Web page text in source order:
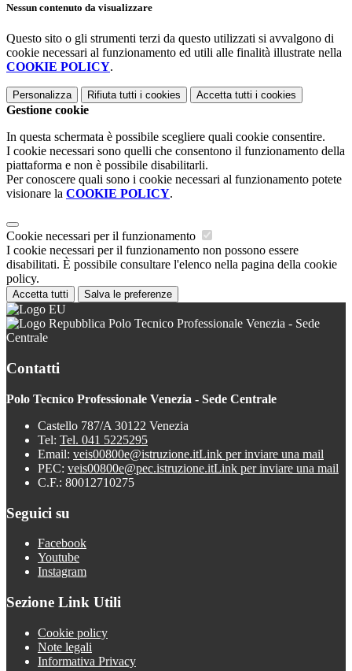
Nessun contenuto da visualizzare
Questo sito o gli strumenti terzi da questo utilizzati si avvalgono di
cookie necessari al funzionamento ed utili alle finalità illustrate nella
COOKIE POLICY.
Personalizza Rifiuta tutti i cookies Accetta tutti i cookies
Gestione cookie
In questa schermata è possibile scegliere quali cookie consentire.
I cookie necessari sono quelli che consentono il funzionamento della
piattaforma e non è possibile disabilitarli.
Per conoscere quali sono i cookie necessari al funzionamento potete
visionare la COOKIE POLICY.
Cookie necessari per il funzionamento
I cookie necessari per il funzionamento non possono essere
disabilitati. È possibile consultare l'elenco nella pagina della cookie
policy.
Accetta tutti Salva le preferenze
Polo Tecnico Professionale Venezia - Sede
Centrale
Contatti
Polo Tecnico Professionale Venezia - Sede Centrale
Castello 787/A 30122 Venezia
Tel: Tel. 041 5225295
Email: veis00800e@istruzione.itLink per inviare una mail
PEC: veis00800e@pec.istruzione.itLink per inviare una mail
C.F.: 80012710275
Seguici su
Facebook
Youtube
Instagram
Sezione Link Utili
Cookie policy
Note legali
Informativa Privacy